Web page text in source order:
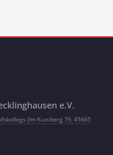
e.V.
(lm Kuniberg 79, 45665